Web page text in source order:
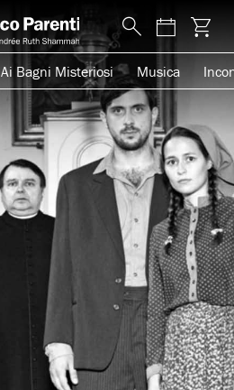
Ai Bagni Misteriosi Musica